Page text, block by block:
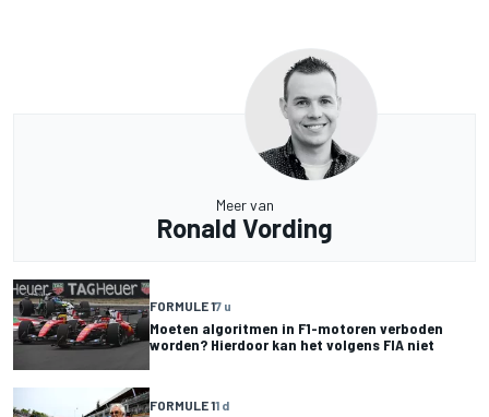
Meer van
Ronald Vording
FORMULE 17 u
Moeten algoritmen in F1-motoren verboden
worden? Hierdoor kan het volgens FIA niet
FORMULE 11 d